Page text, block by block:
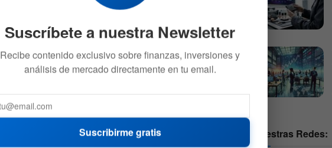
Nuestras Redes:
Suscríbete a nuestra Newsletter
Recibe contenido exclusivo sobre finanzas, inversiones y
análisis de mercado directamente en tu email.
Suscribirme gratis